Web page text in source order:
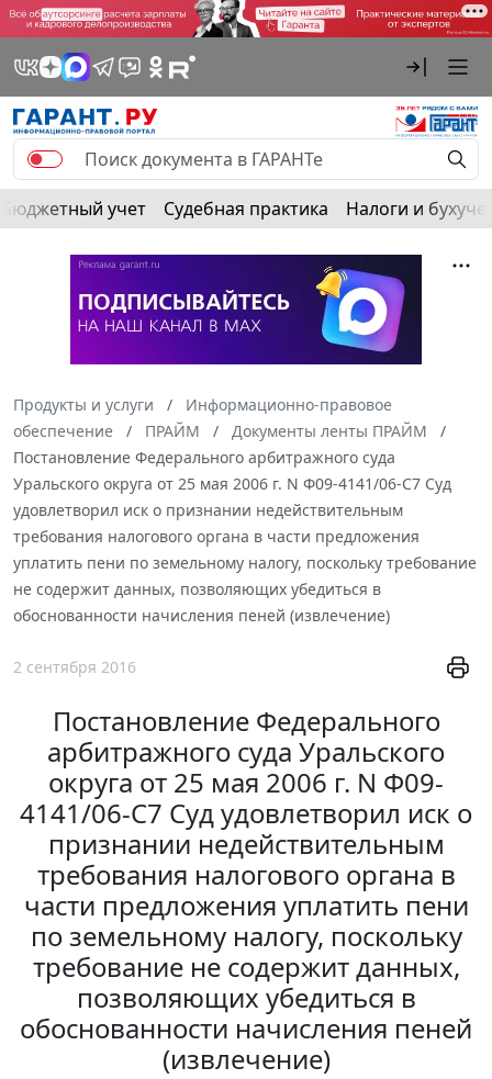
Бюджетный учет Судебная практика Налоги и
Продукты и услуги
Информационно-правовое
обеспечение
ПРАЙМ
Документы ленты ПРАЙМ
Постановление Федерального арбитражного суда
Уральского округа от 25 мая 2006 г. N Ф09-4141/06-С7 Суд
удовлетворил иск о признании недействительным
требования налогового органа в части предложения
уплатить пени по земельному налогу, поскольку требование
не содержит данных, позволяющих убедиться в
обоснованности начисления пеней (извлечение)
2 сентября 2016
Постановление Федерального
арбитражного суда Уральского
округа от 25 мая 2006 г. N Ф09-
4141/06-С7 Суд удовлетворил иск о
признании недействительным
требования налогового органа в
части предложения уплатить пени
по земельному налогу, поскольку
требование не содержит данных,
позволяющих убедиться в
обоснованности начисления пеней
(извлечение)